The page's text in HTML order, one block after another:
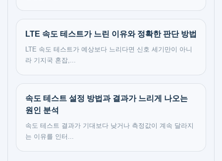
LTE 속도 테스트가 느린 이유와 정확한 판단 방법
LTE 속도 테스트가 예상보다 느리다면 신호 세기만이 아니
라 기지국 혼잡,...
속도 테스트 설정 방법과 결과가 느리게 나오는
원인 분석
속도 테스트 결과가 기대보다 낮거나 측정값이 계속 달라지
는 이유를 인터...